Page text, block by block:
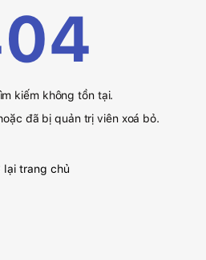
kiếm không tồn tại.
đã bị quản trị viên xoá bỏ.
lại trang chủ